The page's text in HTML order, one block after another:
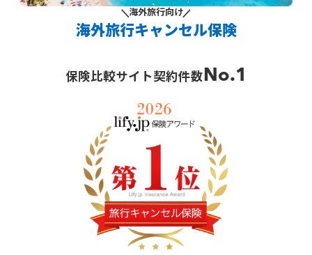
海外旅行向け
海外旅行キャンセル保険
保険比較サイト契約件数No.1